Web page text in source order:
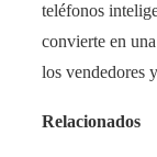
teléfonos
convierte en
los vendedores
Relacionados